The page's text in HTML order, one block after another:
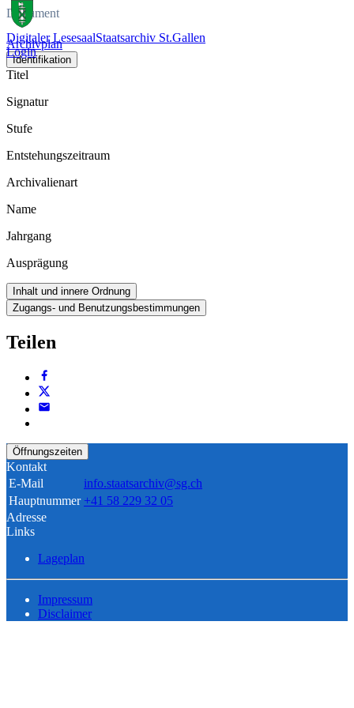
Digitaler LesesaalStaatsarchiv St.Gallen
Login
Dokument
Archivplan
Identifikation
Titel
Signatur
Stufe
Entstehungszeitraum
Archivalienart
Name
Jahrgang
Ausprägung
Inhalt und innere Ordnung
Zugangs- und Benutzungsbestimmungen
Teilen
Öffnungszeiten
Kontakt
E-Mail
info.staatsarchiv@sg.ch
Hauptnummer +41 58 229 32 05
Adresse
Links
Lageplan
Impressum
Disclaimer